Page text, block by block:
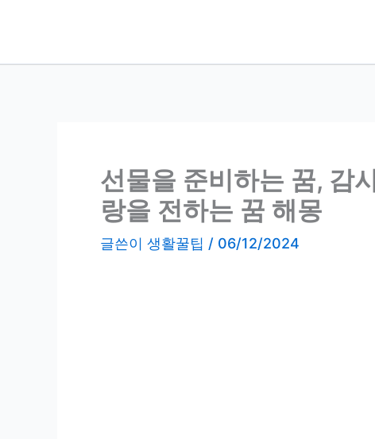
선물을 준비하는 꿈, 감
랑을 전하는 꿈 해몽
글쓴이 생활꿀팁 / 06/12/2024